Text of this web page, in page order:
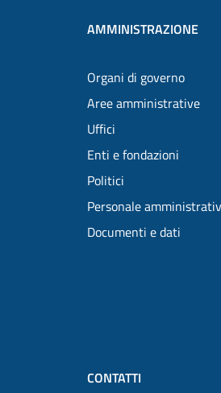
AMMINISTRAZIONE
Organi di governo
Aree amministrative
Uffici
Enti e fondazioni
Politici
Personale
Documenti e dati
CONTATTI